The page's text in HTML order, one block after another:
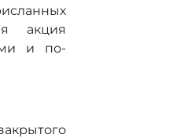
акция
и по-